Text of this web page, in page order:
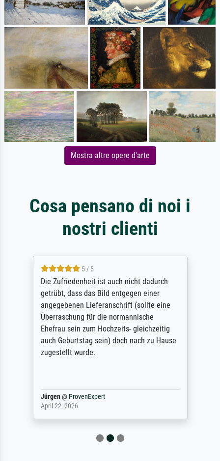
Mostra altre opere d'arte
Cosa pensano di noi i
nostri clienti
5 / 5
Die Zufriedenheit ist auch nicht dadurch
getrübt, dass das Bild entgegen einer
angegebenen Lieferanschrift (sollte eine
Überraschung für die normannische
Ehefrau sein zum Hochzeits- gleichzeitig
auch Geburtstag sein) doch nach zu Hause
zugestellt wurde.
Jürgen@ ProvenExpert
April 22, 2026